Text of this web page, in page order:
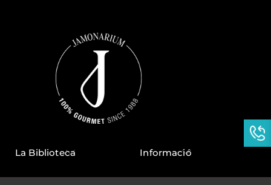
La Biblioteca Informació